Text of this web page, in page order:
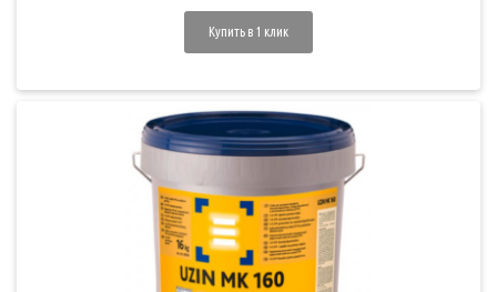
Купить в 1 клик